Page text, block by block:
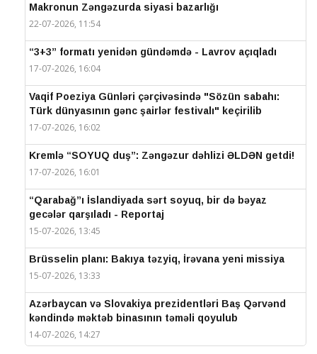
Makronun Zəngəzurda siyasi bazarlığı
22-07-2026, 11:54
“3+3” formatı yenidən gündəmdə - Lavrov açıqladı
17-07-2026, 16:04
Vaqif Poeziya Günləri çərçivəsində "Sözün sabahı:
Türk dünyasının gənc şairlər festivalı" keçirilib
17-07-2026, 16:02
Kremlə “SOYUQ duş”: Zəngəzur dəhlizi ƏLDƏN getdi!
17-07-2026, 16:01
“Qarabağ”ı İslandiyada sərt soyuq, bir də bəyaz
gecələr qarşıladı - Reportaj
15-07-2026, 13:45
Brüsselin planı: Bakıya təzyiq, İrəvana yeni missiya
15-07-2026, 13:33
Azərbaycan və Slovakiya prezidentləri Baş Qərvənd
kəndində məktəb binasının təməli qoyulub
14-07-2026, 14:27